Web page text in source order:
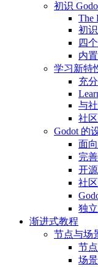
初识
The
初
四
内
学习新特
充
与
社
Godot 的
面
完
开源
社
独
渐进式教程
节点与场
节点
场景